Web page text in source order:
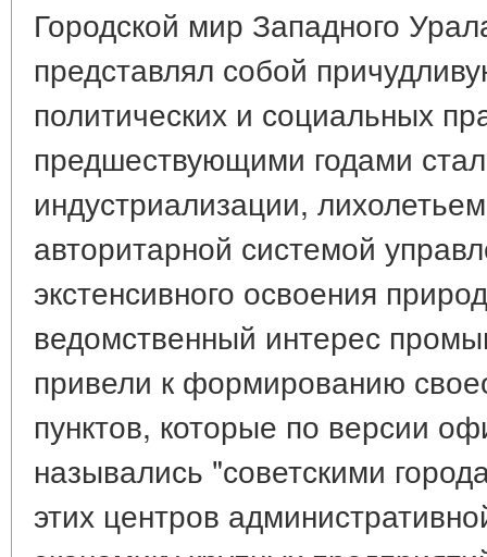
Городской мир Западного
представлял собой
политических и социальных
предшествующими годами
индустриализации,
авторитарной системой
экстенсивного освоения
ведомственный интерес
привели к формированию
пунктов, которые по версии
назывались "советскими
этих центров